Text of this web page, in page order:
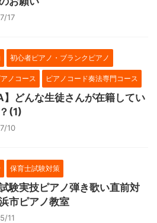
17
初心者ピアノ・ブランクピアノ
ノコース ピアノコード奏法専門コース
】どんな生徒さんが在籍してい
(1)
10
保育士試験対策
験実技ピアノ弾き歌い直前対
市ピアノ教室
11